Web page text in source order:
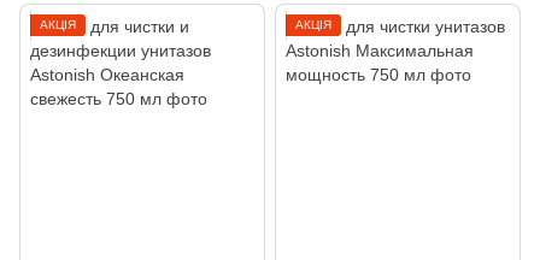
АКЦІЯ АКЦІЯ